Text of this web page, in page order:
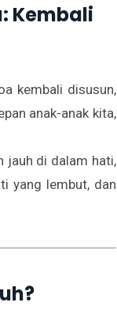
Kembali
kembali disusun,
anak-anak kita,
jauh di dalam hati,
yang lembut, dan